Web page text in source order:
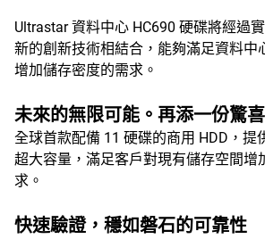
Ultrastar 資料中心 HC690 硬碟將經過
新的創新技術相結合，能夠滿足資料中
增加儲存密度的需求。
未來的無限可能。再添一份驚喜
全球首款配備 11 硬碟的商用 HDD，提
超大容量，滿足客戶對現有儲存空間增
求。
快速驗證，穩如磐石的可靠性